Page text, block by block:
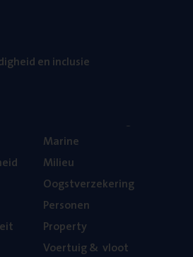
en inclusie
Mari­ne
Mili­eu
Oogst­ver­ze­ke­ring
Per­so­nen
Pro­per­ty
Voer­tuig& vloot